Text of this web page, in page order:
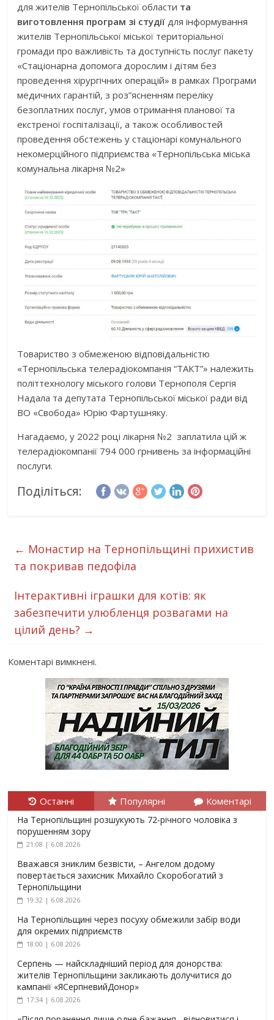
для жителів Тернопільської области та
виготовлення програм зі студії для інформування
жителів Тернопільської міської територіальної
громади про важливість та доступність послуг пакету
«Стаціонарна допомога дорослим і дітям без
проведення хірургічних операцій» в рамках Програми
медичних гарантій, з роз”ясненням переліку
безоплатних послуг, умов отримання планової та
екстреної госпіталізації, а також особливостей
проведення обстежень у стаціонарі комунального
некомерційного підприємства «Тернопільська міська
комунальна лікарня №2»
Товариство з обмеженою відповідальністю
«Тернопільська телерадіокомпанія “ТАКТ”» належить
політтехнологу міського голови Тернополя Сергія
Надала та депутата Тернопільської міської ради від
ВО «Свобода» Юрію Фартушняку.
Нагадаємо, у 2022 році лікарня №2 заплатила цій ж
телерадіокомпанії 794 000 грнивень за інформаційні
послуги.
Поділіться:
← Монастир на Тернопільщині прихистив
та покривав педофіла
Інтерактивні іграшки для котів: як
забезпечити улюбленця розвагами на
цілий день? →
Коментарі вимкнені.
Останні Популярні Коментарі
На Тернопільщині розшукують 72-річного чоловіка з
порушенням зору
21:08 | 6.08.2026
Вважався зниклим безвісти, – Ангелом додому
повертається захисник Михайло Скоробогатий з
Тернопільщини
19:32 | 6.08.2026
На Тернопільщині через посуху обмежили забір води
для окремих підприємств
18:00 | 6.08.2026
Серпень — найскладніший період для донорства:
жителів Тернопільщини закликають долучитися до
кампанії «ЯСерпневийДонор»
17:34 | 6.08.2026